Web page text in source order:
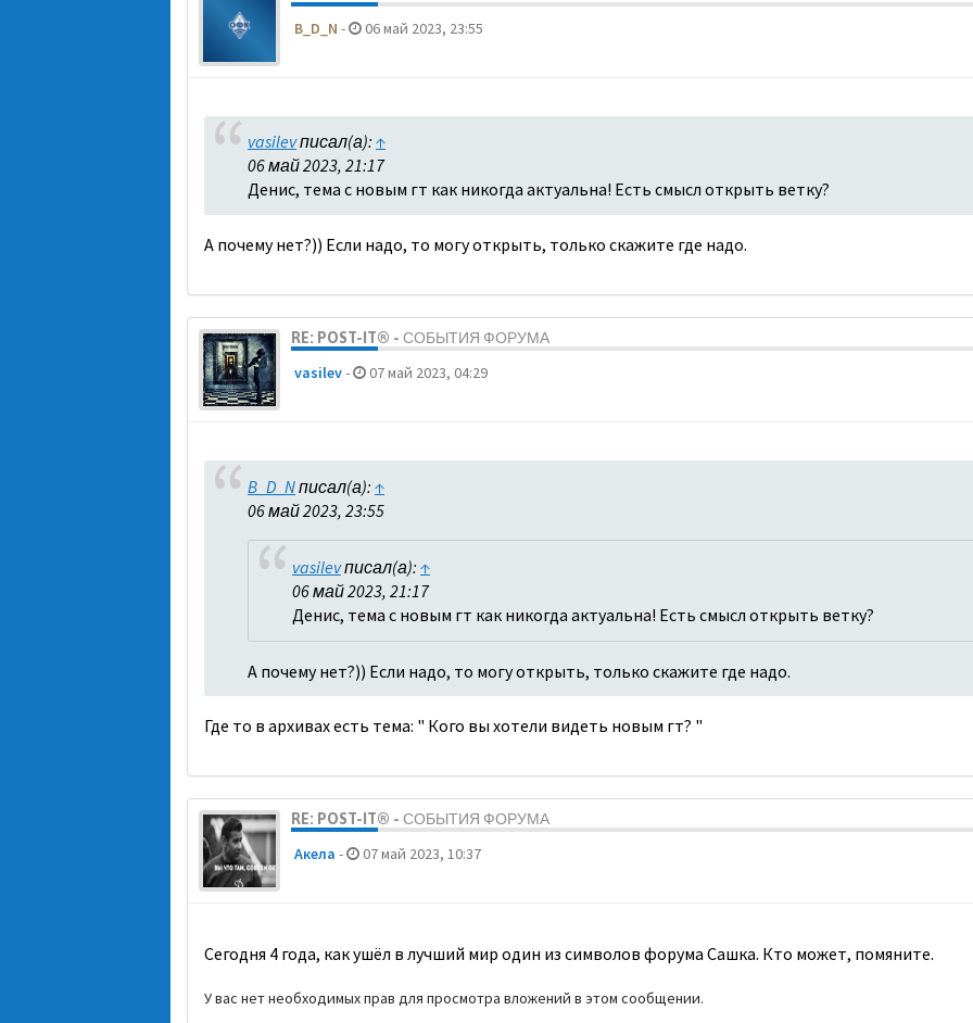
B_D_N - 06 май 2023, 23:55
vasilevписал(а): ↑
06 май 2023, 21:17
Денис, тема с новым гт как никогда актуальна! Есть смысл открыть ветку?
А почему нет?)) Если надо, то могу открыть, только скажите где надо.
RE: POST-IT® - СОБЫТИЯ ФОРУМА
vasilev- 07 май 2023, 04:29
B_D_Nписал(а): ↑
06 май 2023, 23:55
vasilevписал(а): ↑
06 май 2023, 21:17
Денис, тема с новым гт как никогда актуальна! Есть смысл открыть ветку?
А почему нет?)) Если надо, то могу открыть, только скажите где надо.
Где то в архивах есть тема: " Кого вы хотели видеть новым гт? "
RE: POST-IT® - СОБЫТИЯ ФОРУМА
Акела - 07 май 2023, 10:37
Сегодня 4 года, как ушёл в лучший мир один из символов форума Сашка. Кто может, помяните.
У вас нет необходимых прав для просмотра вложений в этом сообщении.